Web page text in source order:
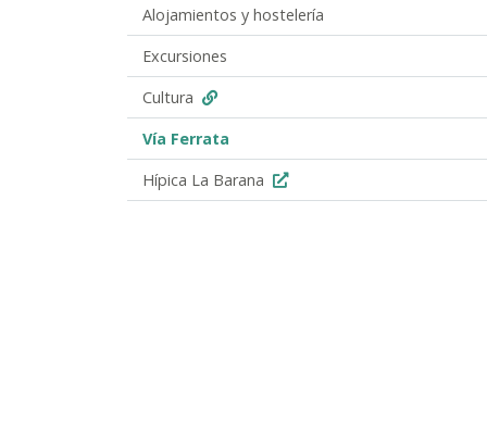
Alojamientos y hostelería
Excursiones
Cultura
Vía Ferrata
Hípica La Barana